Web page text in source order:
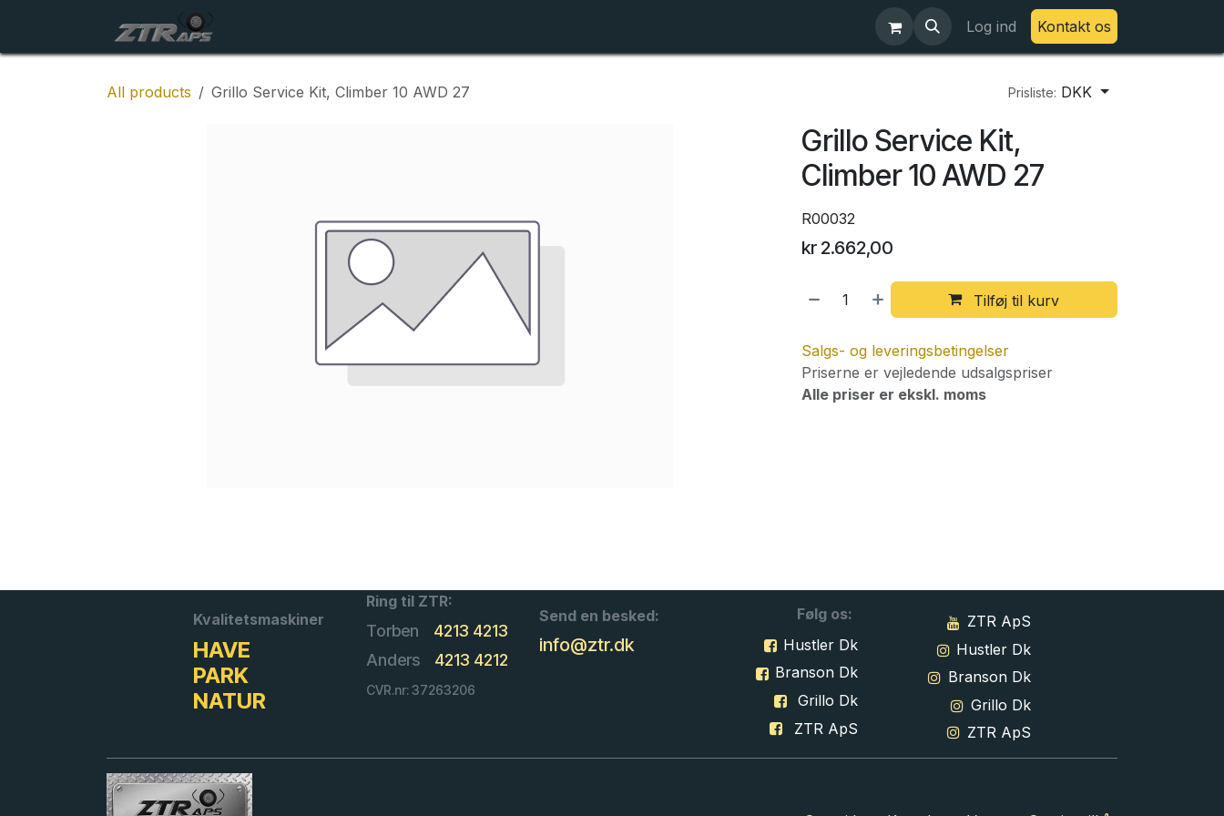
Log ind Kontakt os
All products Grillo Service Kit, Climber 10 AWD 27 Prisliste: DKK
Grillo Service Kit,
Climber 10 AWD 27
R00032
kr 2.662,00
Tilføj til kurv
Salgs- og leveringsbetingelser
Priserne er vejledende udsalgspriser
Alle priser er ekskl. moms
Kvalitetsmaskiner
HAVE
PARK
NATUR
Ring til ZTR:
Torben
4213 4213
Anders
4213 4212
CVR.nr: 37263206
Send en besked:
info@ztr.dk
Følg os:
Hustler Dk
Branson Dk
Grillo Dk
ZTR ApS
ZTR ApS
Hustler Dk
Branson Dk
Grillo Dk
ZTR ApS